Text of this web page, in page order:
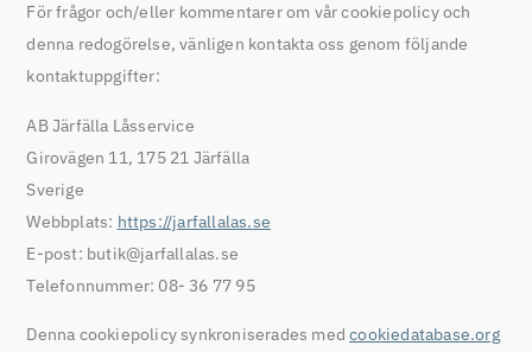
För frågor och/eller kommentarer om vår cookiepolicy och
denna redogörelse, vänligen kontakta oss genom följande
kontaktuppgifter:
AB Järfälla Låsservice
Girovägen 11, 175 21 Järfälla
Sverige
Webbplats: https://jarfallalas.se
E-post: butik@jarfallalas.se
Telefonnummer: 08- 36 77 95
Denna cookiepolicy synkroniserades medcookiedatabase.org